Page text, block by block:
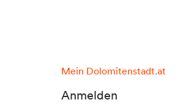
Mein Dolomitenstadt.at
Anmelden